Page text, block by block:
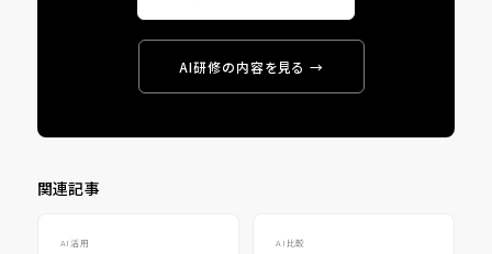
AI研修の内容を見る →
関連記事
AI活用 AI比較